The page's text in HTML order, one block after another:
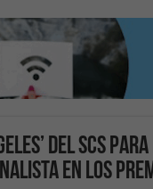
del SCS
en los